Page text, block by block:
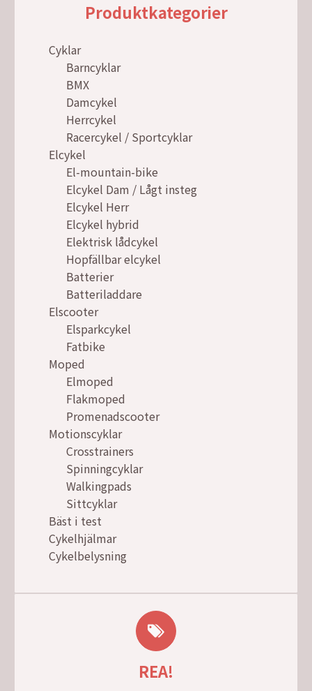
Produktkategorier
Cyklar
Barncyklar
BMX
Damcykel
Herrcykel
Racercykel / Sportcyklar
Elcykel
El-mountain-bike
Elcykel Dam / Lågt insteg
Elcykel Herr
Elcykel hybrid
Elektrisk lådcykel
Hopfällbar elcykel
Batterier
Batteriladdare
Elscooter
Elsparkcykel
Fatbike
Moped
Elmoped
Flakmoped
Promenadscooter
Motionscyklar
Crosstrainers
Spinningcyklar
Walkingpads
Sittcyklar
Bäst i test
Cykelhjälmar
Cykelbelysning
REA!